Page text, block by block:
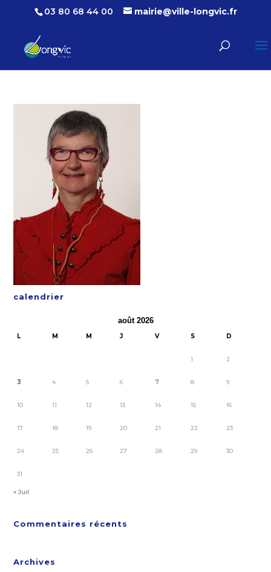
03 80 68 44 00 mairie@ville-longvic.fr
calendrier
août 2026
L M M J V S D
1 2
3 4 5 6 7 8 9
10 11 12 13 14 15 16
17 18 19 20 21 22 23
24 25 26 27 28 29 30
31
« Juil
Commentaires récents
Archives